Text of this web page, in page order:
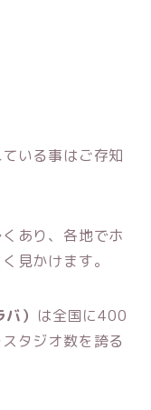
いる事はご存知
あり、各地でホ
見かけます。
） は全国に400
タジオ数を誇る